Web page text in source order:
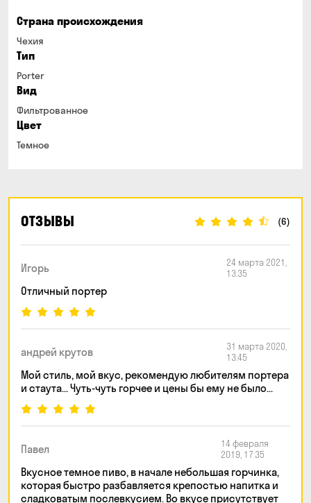
Страна происхождения
Чехия
Тип
Porter
Вид
Фильтрованное
Цвет
Темное
ОТЗЫВЫ (6)
Игорь
24 марта 2021,
13:35
Отличный портер
андрей крутов
31 марта 2020,
13:45
Мой стиль, мой вкус, рекомендую любителям портера
и стаута... Чуть-чуть горчее и цены бы ему не было...
Павел
14 февраля
2019, 17:35
Вкусное темное пиво, в начале небольшая горчинка,
которая быстро разбавляется крепостью напитка и
сладковатым послевкусием. Во вкусе присутствует